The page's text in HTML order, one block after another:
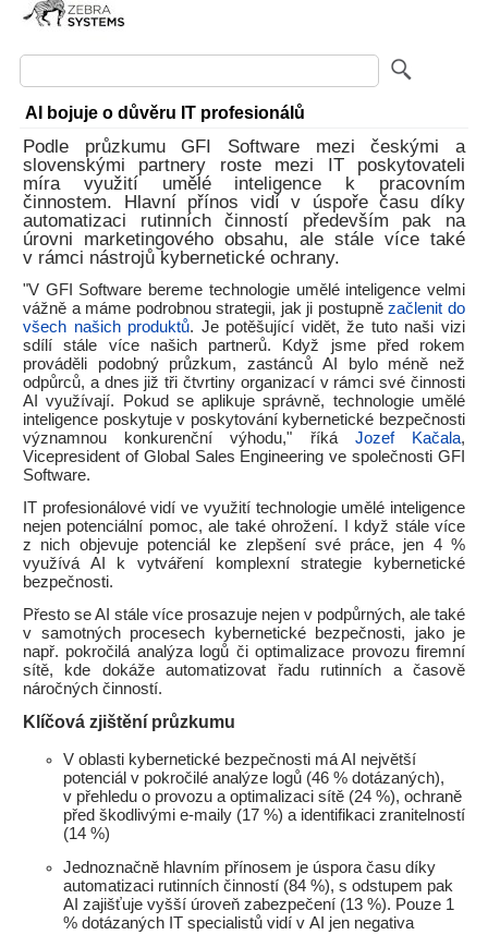
AI bojuje o důvěru IT profesionálů
Podle průzkumu GFI Software mezi českými a
slovenskými partnery roste mezi IT poskytovateli
míra využití umělé inteligence k pracovním
činnostem. Hlavní přínos vidí v úspoře času díky
automatizaci rutinních činností především pak na
úrovni marketingového obsahu, ale stále více také
v rámci nástrojů kybernetické ochrany.
"V GFI Software bereme technologie umělé inteligence velmi
vážně a máme podrobnou strategii, jak ji postupnězačlenit do
všech našich produktů. Je potěšující vidět, že tuto naši vizi
sdílí stále více našich partnerů. Když jsme před rokem
prováděli podobný průzkum, zastánců AI bylo méně než
odpůrců, a dnes již tři čtvrtiny organizací v rámci své činnosti
AI využívají. Pokud se aplikuje správně, technologie umělé
inteligence poskytuje v poskytování kybernetické bezpečnosti
významnou konkurenční výhodu," říká Jozef Kačala,
Vicepresident of Global Sales Engineering ve společnosti GFI
Software.
IT profesionálové vidí ve využití technologie umělé inteligence
nejen potenciální pomoc, ale také ohrožení. I když stále více
z nich objevuje potenciál ke zlepšení své práce, jen 4 %
využívá AI k vytváření komplexní strategie kybernetické
bezpečnosti.
Přesto se AI stále více prosazuje nejen v podpůrných, ale také
v samotných procesech kybernetické bezpečnosti, jako je
např. pokročilá analýza logů či optimalizace provozu firemní
sítě, kde dokáže automatizovat řadu rutinních a časově
náročných činností.
Klíčová zjištění průzkumu
V oblasti kybernetické bezpečnosti má AI největší
potenciál v pokročilé analýze logů (46 % dotázaných),
v přehledu o provozu a optimalizaci sítě (24 %), ochraně
před škodlivými e-maily (17 %) a identifikaci zranitelností
(14 %)
Jednoznačně hlavním přínosem je úspora času díky
automatizaci rutinních činností (84 %), s odstupem pak
AI zajišťuje vyšší úroveň zabezpečení (13 %). Pouze 1
% dotázaných IT specialistů vidí v AI jen negativa